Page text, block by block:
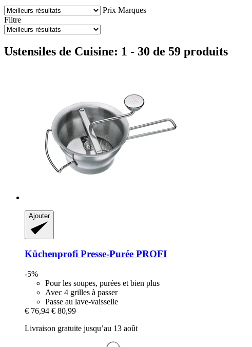
Prix Marques
Filtre
Ustensiles de Cuisine: 1 - 30 de 59 produits
Ajouter
Küchenprofi Presse-​Purée PROFI
-5%
Pour les soupes, purées et bien plus
Avec 4 grilles à passer
Passe au lave-vaisselle
€ 76,94 € 80,99
Livraison gratuite jusqu’au 13 août